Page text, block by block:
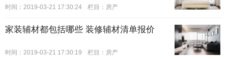
时间：2019-03-21 17:30:24 栏目： 房产
家装辅材都包括哪些 装修辅材清单报价
时间：2019-03-21 17:30:19 栏目： 房产